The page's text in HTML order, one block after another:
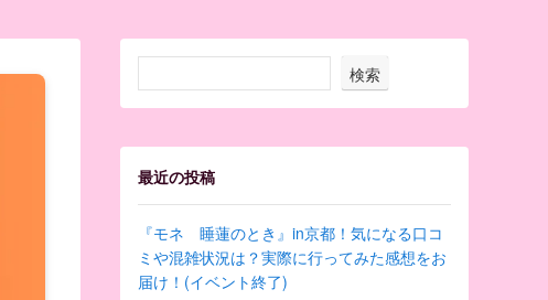
検索
最近の投稿
『モネ 睡蓮のとき』in京都！気になる口コ
ミや混雑状況は？実際に行ってみた感想をお
届け！(イベント終了)